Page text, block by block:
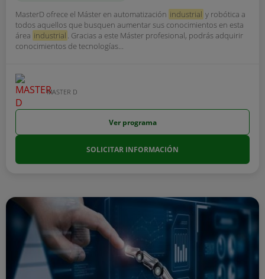
MasterD ofrece el Máster en automatización industrial y robótica a
todos aquellos que busquen aumentar sus conocimientos en esta
área industrial . Gracias a este Máster profesional, podrás adquirir
conocimientos de tecnologías...
MASTER D
Ver programa
SOLICITAR INFORMACIÓN